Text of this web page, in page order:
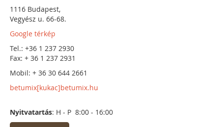
1116 Budapest,
Vegyész u. 66-68.
Google térkép
Tel.: +36 1 237 2930
Fax: + 36 1 237 2931
Mobil: + 36 30 644 2661
betumix[kukac]betumix.hu
Nyitvatartás: H - P 8:00 - 16:00